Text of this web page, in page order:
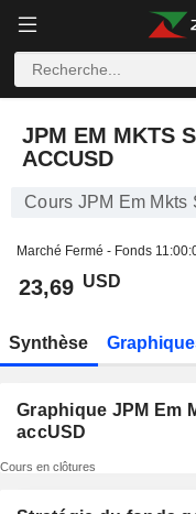
JPM EM MKTS
ACCUSD
Cours JPM Em Mkts
Marché Fermé - Fonds
23,69 USD
Synthèse
Graphique JPM Em
accUSD
Cours en clôtures